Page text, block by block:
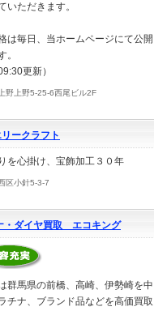
いただきます。
は毎日、当ホームページにて公開
。
更新）
野上野5-25-6西尾ビル2F
ークラフト
を心掛け、宝飾加工３０年
区小針5-3-7
・ダイヤ買取 エコキング
群馬県の前橋、高崎、伊勢崎を中
チナ、ブランド品などを高価買取